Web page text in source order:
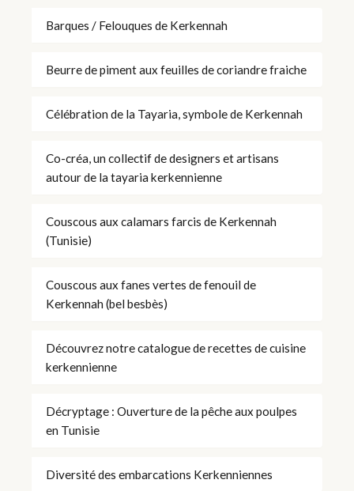
Barques / Felouques de Kerkennah
Beurre de piment aux feuilles de coriandre fraiche
Célébration de la Tayaria, symbole de Kerkennah
Co-créa, un collectif de designers et artisans
autour de la tayaria kerkennienne
Couscous aux calamars farcis de Kerkennah
(Tunisie)
Couscous aux fanes vertes de fenouil de
Kerkennah (bel besbès)
Découvrez notre catalogue de recettes de cuisine
kerkennienne
Décryptage : Ouverture de la pêche aux poulpes
en Tunisie
Diversité des embarcations Kerkenniennes